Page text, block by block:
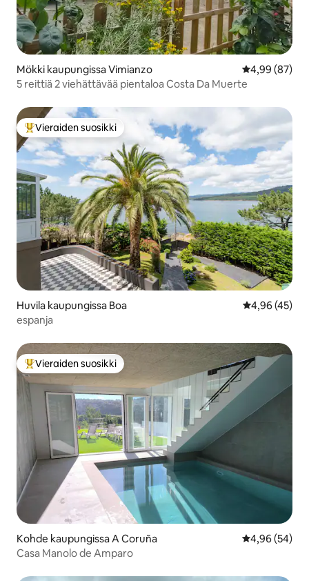
Mökki kaupungissa Vimianzo
4,99 (87)
5 reittiä 2 viehättävää pientaloa Costa Da Muerte
Vieraiden suosikkien parhaimmistoa
Vieraiden suosikki
Huvila kaupungissa Boa
4,96 (45)
espanja
Vieraiden suosikkien parhaimmistoa
Vieraiden suosikki
Kohde kaupungissa A Coruña
4,96 (54)
Casa Manolo de Amparo